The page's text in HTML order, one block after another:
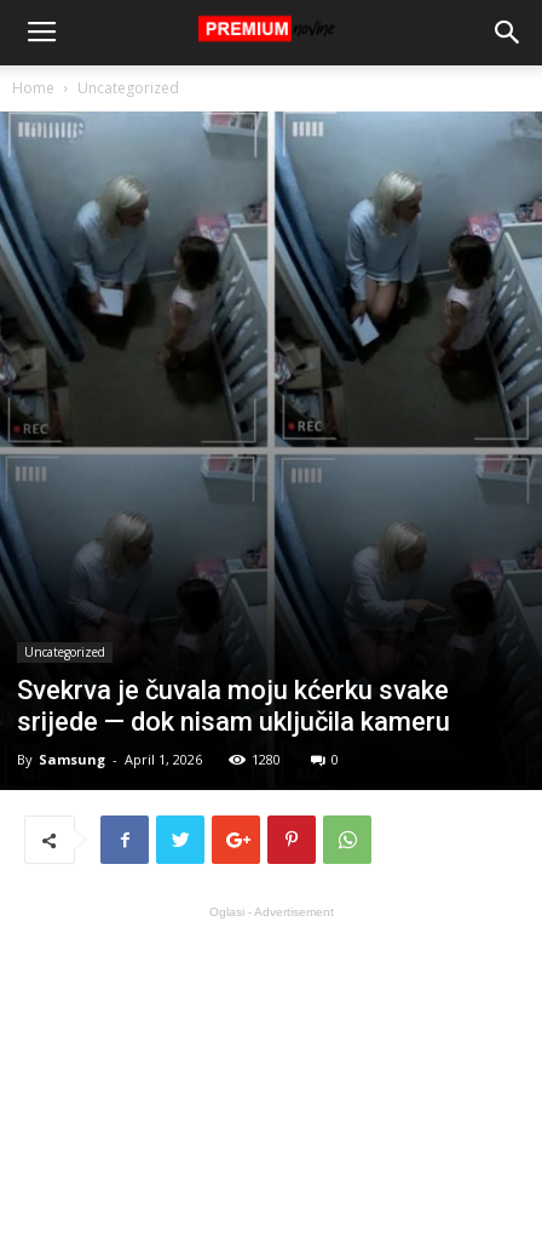
Home Uncategorized
Uncategorized
Svekrva je čuvala moju kćerku svake
srijede — dok nisam uključila kameru
By Samsung - April 1, 2026 1280 0
Oglasi - Advertisement